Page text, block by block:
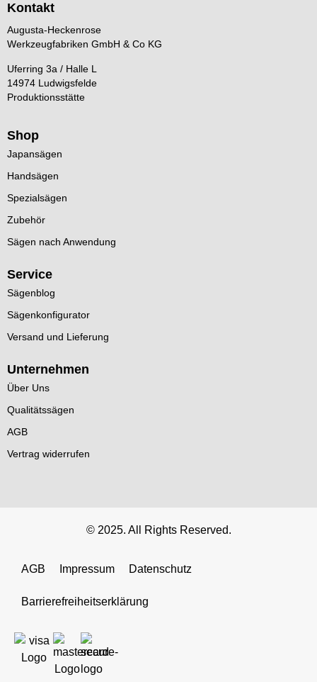
Kontakt
Augusta-Heckenrose
Werkzeugfabriken GmbH & Co KG
Uferring 3a / Halle L
14974 Ludwigsfelde
Produktionsstätte
Shop
Japansägen
Handsägen
Spezialsägen
Zubehör
Sägen nach Anwendung
Service
Sägenblog
Sägenkonfigurator
Versand und Lieferung
Unternehmen
Über Uns
Qualitätssägen
AGB
Vertrag widerrufen
© 2025. All Rights Reserved.
AGB Impressum Datenschutz
Barrierefreiheitserklärung